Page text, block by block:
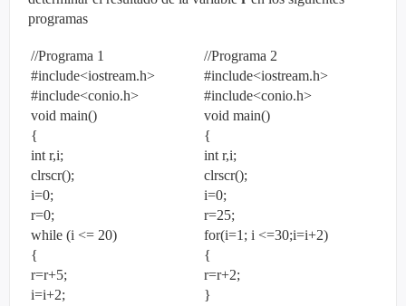
programas
//Programa 1
#include<iostream.h>
#include<conio.h>
void main()
{
int r,i;
clrscr();
i=0;
r=0;
while (i <= 20)
{
r=r+5;
i=i+2;
//Programa 2
#include<iostream.h>
#include<conio.h>
void main()
{
int r,i;
clrscr();
i=0;
r=25;
for(i=1; i <=30;i=i+2)
{
r=r+2;
}